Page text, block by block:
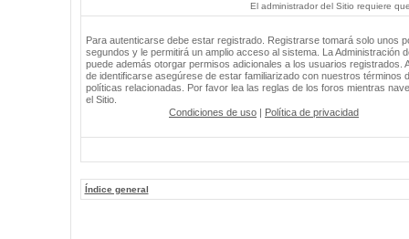
El administrador del Sitio requiere
Para autenticarse debe estar registrado. Registrarse tomará solo unos
segundos y le permitirá un amplio acceso al sistema. La Administración
puede además otorgar permisos adicionales a los usuarios registrados.
de identificarse asegúrese de estar familiarizado con nuestros términos
políticas relacionadas. Por favor lea las reglas de los foros mientras
el Sitio.
Condiciones de uso | Política de privacidad
Índice general